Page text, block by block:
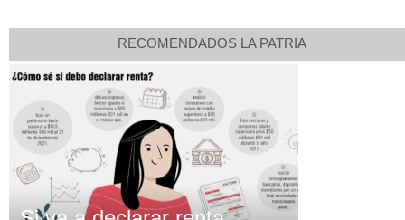
RECOMENDADOS LA PATRIA